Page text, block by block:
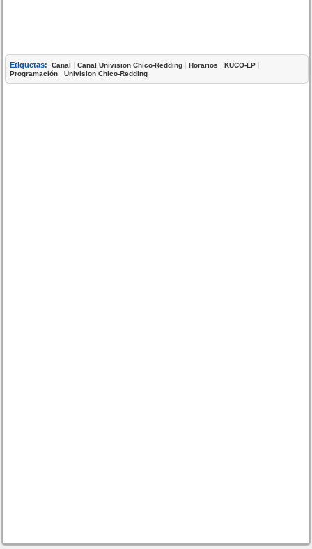
Etiquetas: Canal |Canal Univision Chico-Redding |Horarios |KUCO-LP |
Programación |Univision Chico-Redding